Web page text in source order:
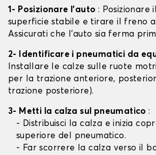
1- Posizionare l'auto : Posizionare
superficie stabile e tirare il freno a
Assicurati che l'auto sia ferma
2- Identificare i pneumatici da
Installare le calze sulle ruote
per la trazione anteriore,
trazione posteriore).
3- Metti la calza sul pneumatico:
- Distribuisci la calza e inizia
superiore del pneumatico.
- Far scorrere la calza verso il